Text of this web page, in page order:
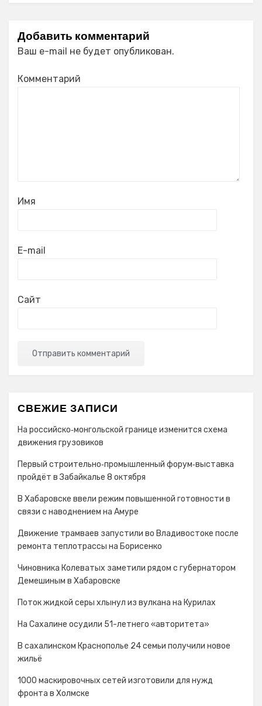
Добавить комментарий
Ваш e-mail не будет опубликован.
Комментарий
Имя
E-mail
Сайт
СВЕЖИЕ ЗАПИСИ
На российско‑монгольской границе изменится схема
движения грузовиков
Первый строительно‑промышленный форум‑выставка
пройдёт в Забайкалье 8 октября
В Хабаровске ввели режим повышенной готовности в
связи с наводнением на Амуре
Движение трамваев запустили во Владивостоке после
ремонта теплотрассы на Борисенко
Чиновника Колеватых заметили рядом с губернатором
Демешиным в Хабаровске
Поток жидкой серы хлынул из вулкана на Курилах
На Сахалине осудили 51-летнего «авторитета»
В сахалинском Краснополье 24 семьи получили новое
жильё
1000 маскировочных сетей изготовили для нужд
фронта в Холмске